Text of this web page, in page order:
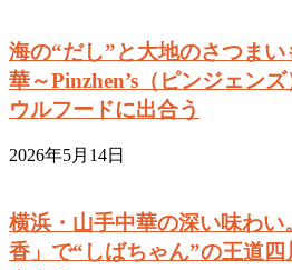
海の“だし”と大地のさつま
華～Pinzhen’s（ピンジェン
ウルフードに出合う
2026年5月14日
横浜・山手中華の深い味わい
香」で“しばちゃん”の王道